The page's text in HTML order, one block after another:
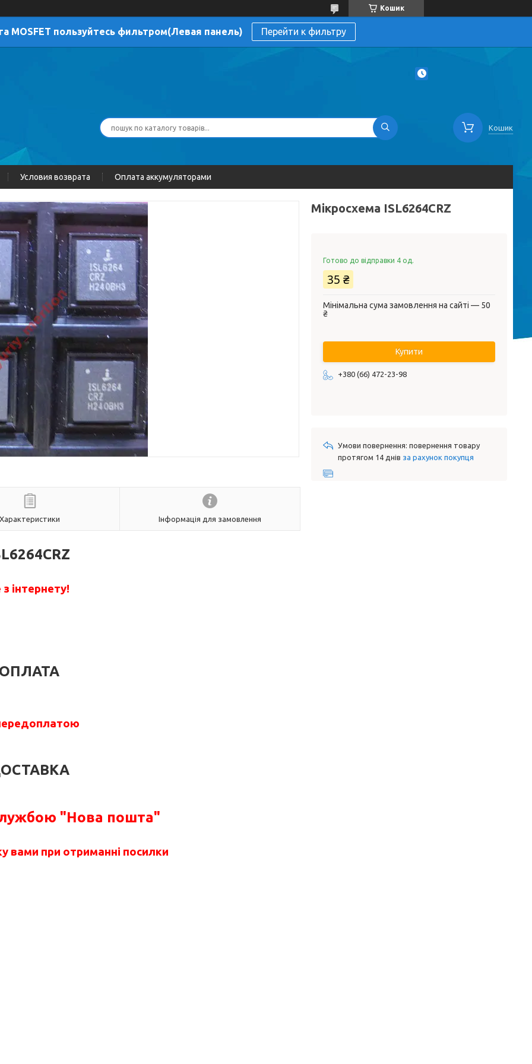
Кошик
MOSFET пользуйтесь фильтром(Левая панель) Перейти к фильтру
Кошик
Условия возврата Оплата аккумуляторами
Характеристики Інформація для замовлення
інтернету!
"Нова пошта"
вами при отриманні посилки
Мікросхема ISL6264CRZ
Готово до відправки 4 од.
35 ₴
Мінімальна сума замовлення на сайті — 50
₴
Купити
+380 (66) 472-23-98
повернення товару
протягом 14 днів за рахунок покупця